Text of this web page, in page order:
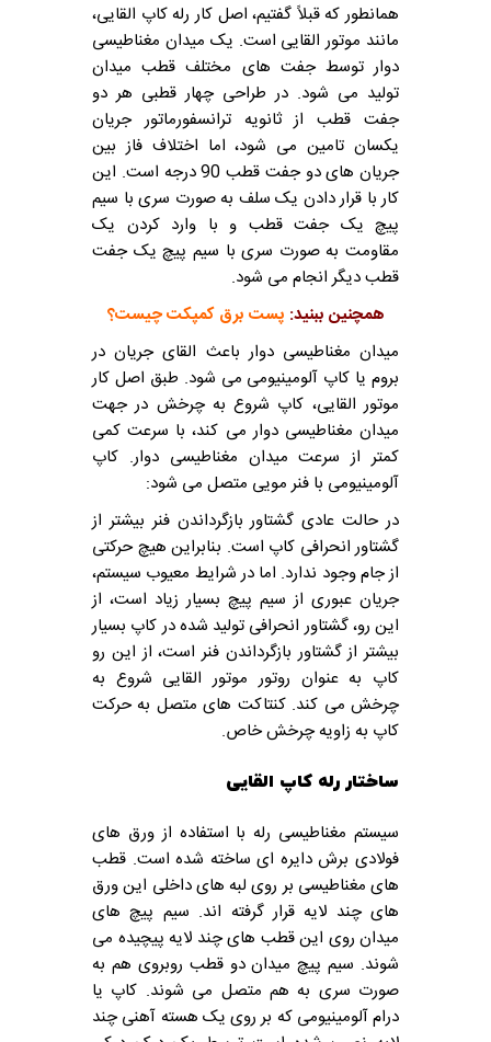
همانطور که قبلاً گفتیم، اصل کار رله کاپ القایی،
مانند موتور القایی است. یک میدان مغناطیسی
دوار توسط جفت های مختلف قطب میدان
تولید می شود. در طراحی چهار قطبی هر دو
جفت قطب از ثانویه ترانسفورماتور جریان
یکسان تامین می شود، اما اختلاف فاز بین
جریان های دو جفت قطب 90 درجه است. این
کار با قرار دادن یک سلف به صورت سری با سیم
پیچ یک جفت قطب و با وارد کردن یک
مقاومت به صورت سری با سیم پیچ یک جفت
قطب دیگر انجام می شود.
همچنین ببنید: پست برق کمپکت چیست؟
میدان مغناطیسی دوار باعث القای جریان در
بروم یا کاپ آلومینیومی می شود. طبق اصل کار
موتور القایی، کاپ شروع به چرخش در جهت
میدان مغناطیسی دوار می کند، با سرعت کمی
کمتر از سرعت میدان مغناطیسی دوار. کاپ
آلومینیومی با فنر مویی متصل می شود:
در حالت عادی گشتاور بازگرداندن فنر بیشتر از
گشتاور انحرافی کاپ است. بنابراین هیچ حرکتی
از جام وجود ندارد. اما در شرایط معیوب سیستم،
جریان عبوری از سیم پیچ بسیار زیاد است، از
این رو، گشتاور انحرافی تولید شده در کاپ بسیار
بیشتر از گشتاور بازگرداندن فنر است، از این رو
کاپ به عنوان روتور موتور القایی شروع به
چرخش می کند. کنتاکت های متصل به حرکت
کاپ به زاویه چرخش خاص.
ساختار رله کاپ القایی
سیستم مغناطیسی رله با استفاده از ورق های
فولادی برش دایره ای ساخته شده است. قطب
های مغناطیسی بر روی لبه های داخلی این ورق
های چند لایه قرار گرفته اند. سیم پیچ های
میدان روی این قطب های چند لایه پیچیده می
شوند. سیم پیچ میدان دو قطب روبروی هم به
صورت سری به هم متصل می شوند. کاپ یا
درام آلومینیومی که بر روی یک هسته آهنی چند